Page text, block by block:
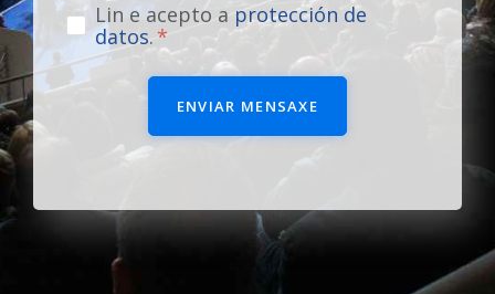
Lin e acepto a protección de
datos.
ENVIAR MENSAXE